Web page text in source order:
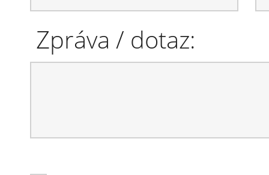
Zpráva / dotaz: